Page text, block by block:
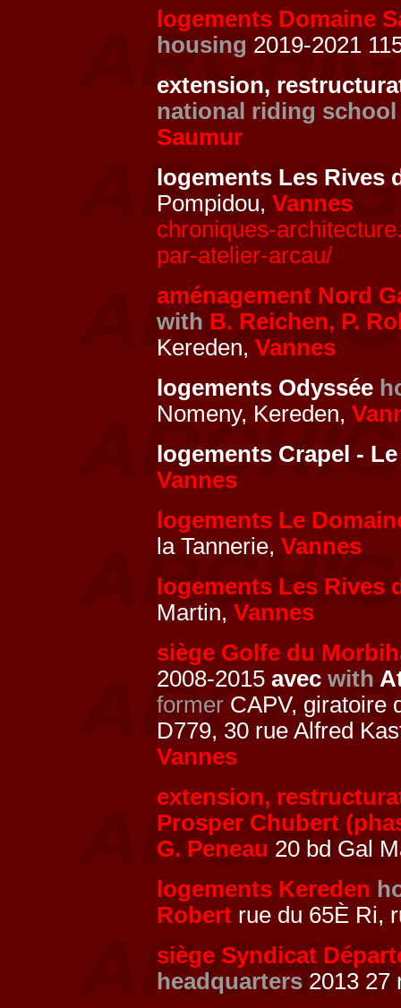
logements Domaine
housing 2019-2021
extension,
national riding school
Saumur
logements Les Rives
Pompidou, Vannes
chroniques-
par-atelier-arcau/
aménagement Nord
with B. Reichen, P.
Kereden, Vannes
logements Odyssée
Nomeny, Kereden,
logements Crapel -
Vannes
logements Le
la Tannerie, Vannes
logements Les Rives
Martin, Vannes
siège Golfe du
2008-2015 avec with
former CAPV, giratoire
D779, 30 rue Alfred
Vannes
extension,
Prosper Chubert
G. Peneau 20 bd Gal
logements Kereden
Robert rue du 65È Ri,
siège Syndicat
headquarters 2013 27